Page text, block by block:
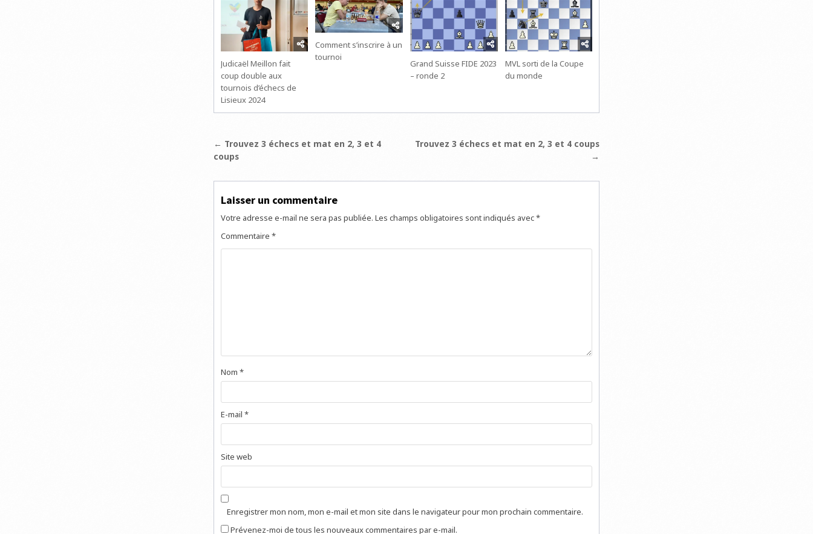
Judicaël Meillon fait
coup double aux
tournois d’échecs de
Lisieux 2024
Comment s’inscrire à un
tournoi
Grand Suisse FIDE 2023
– ronde 2
MVL sorti de la Coupe
du monde
Navigation
de
l’article
Trouvez 3 échecs et mat en 2, 3 et 4 coups
→
← Trouvez 3 échecs et mat en 2, 3 et 4
coups
Laisser un commentaire
Votre adresse e-mail ne sera pas publiée. Les champs obligatoires sont indiqués avec*
Commentaire *
Nom *
E-mail *
Site web
Enregistrer mon nom, mon e-mail et mon site dans le navigateur pour mon prochain commentaire.
Prévenez-moi de tous les nouveaux commentaires par e-mail.